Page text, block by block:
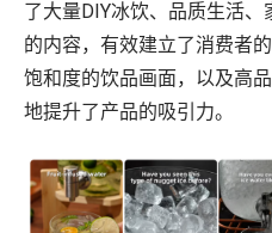
了大量DIY冰饮、品质生活
的内容，有效建立了消费者
饱和度的饮品画面，以及高
地提升了产品的吸引力。